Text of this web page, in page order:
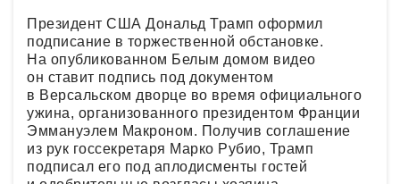
Президент США Дональд Трамп оформил
подписание в торжественной обстановке.
На опубликованном Белым домом видео
он ставит подпись под документом
в Версальском дворце во время официального
ужина, организованного президентом Франции
Эммануэлем Макроном. Получив соглашение
из рук госсекретаря Марко Рубио, Трамп
подписал его под аплодисменты гостей